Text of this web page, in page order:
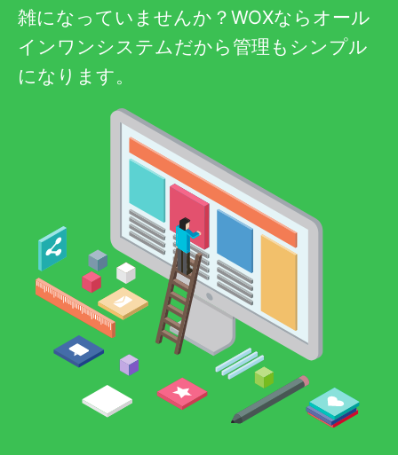
雑になっていませんか？WOXならオール
インワンシステムだから管理もシンプル
になります。